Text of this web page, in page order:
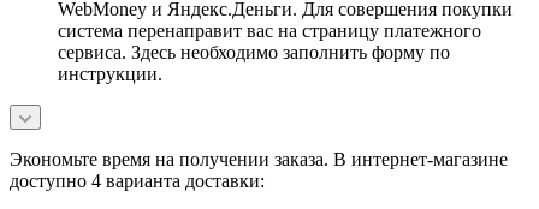
WebMoney и Яндекс.Деньги. Для совершения покупки
система перенаправит вас на страницу платежного
сервиса. Здесь необходимо заполнить форму по
инструкции.
Экономьте время на получении заказа. В интернет-магазине
доступно 4 варианта доставки: